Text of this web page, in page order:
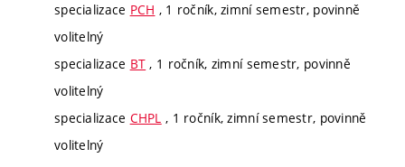
specializace PCH , 1 ročník, zimní semestr, povinně
volitelný
specializace BT , 1 ročník, zimní semestr, povinně
volitelný
specializace CHPL , 1 ročník, zimní semestr, povinně
volitelný